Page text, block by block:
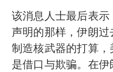
该消息人士最后表
声明的那样，伊朗
制造核武器的打算
是借口与欺骗。在